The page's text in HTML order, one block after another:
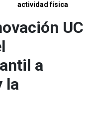
actividad física
UC
a
la